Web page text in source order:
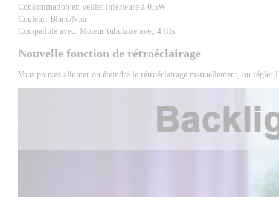
Consommation en veille: inférieure à 0.5W
Couleur: Blanc/Noir
Compatible avec: Moteur tubulaire avec 4 fils
Nouvelle fonction de rétroéclairage
Vous pouvez allumer ou éteindre le rétroéclairage manuellement, ou